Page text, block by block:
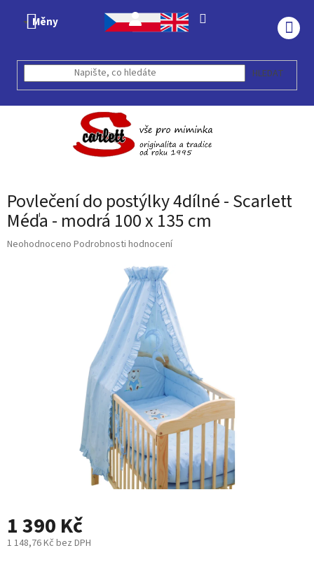
Měny
HLEDAT
Povlečení do postýlky 4dílné - Scarlett
Méďa - modrá 100 x 135 cm
Průměrné
Neohodnoceno Podrobnosti hodnocení
1 390 Kč
1 148,76 Kč bez DPH